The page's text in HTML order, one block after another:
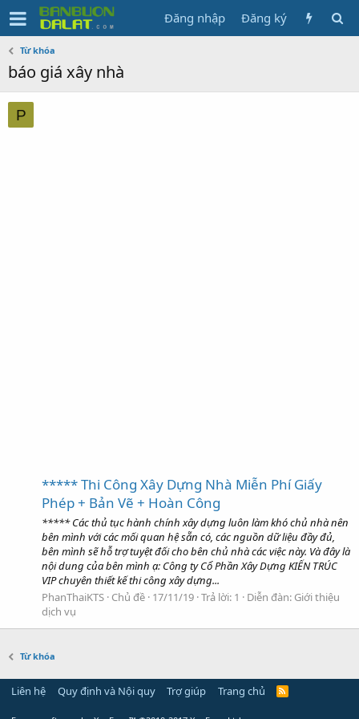
Đăng nhập Đăng ký
Từ khóa
báo giá xây nhà
P
***** Thi Công Xây Dựng Nhà Miễn Phí Giấy
Phép + Bản Vẽ + Hoàn Công
***** Các thủ tục hành chính xây dựng luôn làm khó chủ nhà nên
bên mình với các mối quan hệ sẵn có, các nguồn dữ liệu đầy đủ,
bên mình sẽ hỗ trợ tuyệt đối cho bên chủ nhà các việc này. Và đây là
nội dung của bên mình ạ: Công ty Cổ Phần Xây Dựng KIẾN TRÚC
VIP chuyên thiết kế thi công xây dựng...
PhanThaiKTS Chủ đề 17/11/19 Trả lời: 1 Diễn đàn: Giới thiệu
dịch vụ
Từ khóa
Liên hệ Quy định và Nội quy Trợ giúp Trang chủ